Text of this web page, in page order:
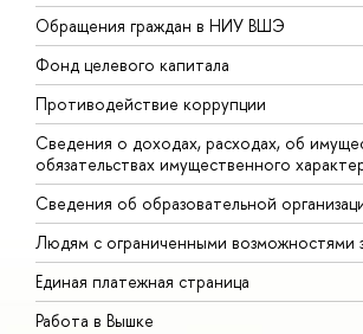
Обращения граждан в НИУ ВШЭ
Фонд целевого капитала
Противодействие коррупции
Сведения о доходах, расходах, об
обязательствах имущественного
Сведения об образовательной
Людям с ограниченными возможностями
Единая платежная страница
Работа в Вышке